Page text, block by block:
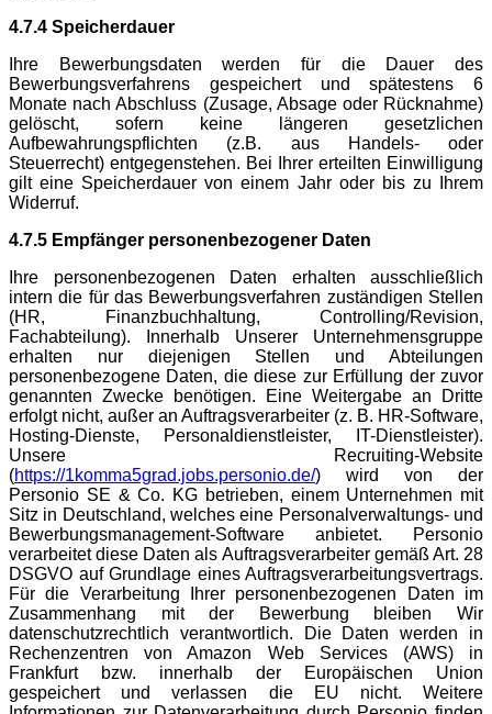
4.7.4 Speicherdauer
Ihre Bewerbungsdaten werden für die Dauer des
Bewerbungsverfahrens gespeichert und spätestens 6
Monate nach Abschluss (Zusage, Absage oder Rücknahme)
gelöscht, sofern keine längeren gesetzlichen
Aufbewahrungspflichten (z.B. aus Handels- oder
Steuerrecht) entgegenstehen. Bei Ihrer erteilten Einwilligung
gilt eine Speicherdauer von einem Jahr oder bis zu Ihrem
Widerruf.
4.7.5 Empfänger personenbezogener Daten
Ihre personenbezogenen Daten erhalten ausschließlich
intern die für das Bewerbungsverfahren zuständigen Stellen
(HR, Finanzbuchhaltung, Controlling/Revision,
Fachabteilung). Innerhalb Unserer Unternehmensgruppe
erhalten nur diejenigen Stellen und Abteilungen
personenbezogene Daten, die diese zur Erfüllung der zuvor
genannten Zwecke benötigen. Eine Weitergabe an Dritte
erfolgt nicht, außer an Auftragsverarbeiter (z. B. HR-Software,
Hosting-Dienste, Personaldienstleister, IT-Dienstleister).
Unsere Recruiting-Website
(https://1komma5grad.jobs.personio.de/) wird von der
Personio SE & Co. KG betrieben, einem Unternehmen mit
Sitz in Deutschland, welches eine Personalverwaltungs- und
Bewerbungsmanagement-Software anbietet. Personio
verarbeitet diese Daten als Auftragsverarbeiter gemäß Art. 28
DSGVO auf Grundlage eines Auftragsverarbeitungsvertrags.
Für die Verarbeitung Ihrer personenbezogenen Daten im
Zusammenhang mit der Bewerbung bleiben Wir
datenschutzrechtlich verantwortlich. Die Daten werden in
Rechenzentren von Amazon Web Services (AWS) in
Frankfurt bzw. innerhalb der Europäischen Union
gespeichert und verlassen die EU nicht. Weitere